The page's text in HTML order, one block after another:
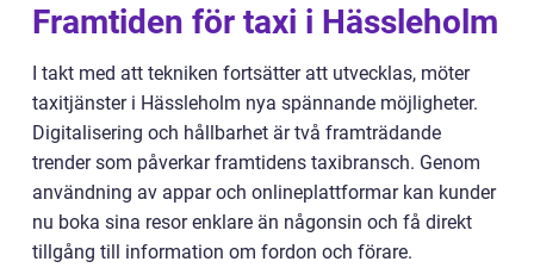
Framtiden för taxi i Hässleholm
I takt med att tekniken fortsätter att utvecklas, möter
taxitjänster i Hässleholm nya spännande möjligheter.
Digitalisering och hållbarhet är två framträdande
trender som påverkar framtidens taxibransch. Genom
användning av appar och onlineplattformar kan kunder
nu boka sina resor enklare än någonsin och få direkt
tillgång till information om fordon och förare.